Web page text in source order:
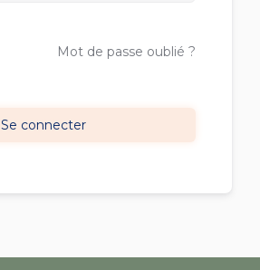
Mot de passe oublié ?
Se connecter